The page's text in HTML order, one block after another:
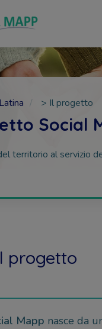
> Il progetto
Social
territorio al servizio
progetto
Mapp nasce da